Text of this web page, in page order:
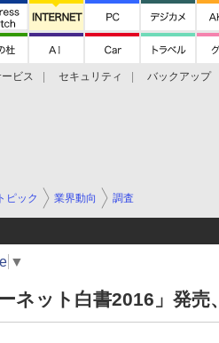
ビス セキュリティ バックアップ
トピック 業界動向 調査
▼
ネット白書2016」発